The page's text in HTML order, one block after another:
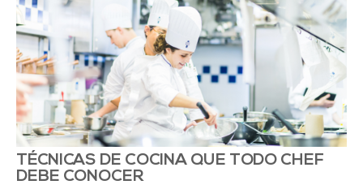
TÉCNICAS DE COCINA QUE TODO CHEF
DEBE CONOCER